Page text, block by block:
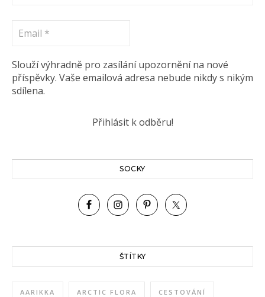
Slouží výhradně pro zasílání upozornění na nové
příspěvky. Vaše emailová adresa nebude nikdy s nikým
sdílena.
SOCKY
ŠTÍTKY
AARIKKA ARCTIC FLORA CESTOVÁNÍ